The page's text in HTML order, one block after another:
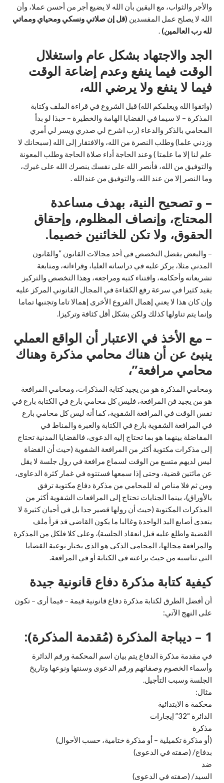
والأجر والثواب، مع اليقين بأن الله لا يضيع أجر من أحسن عملا، وأن
الله لا يصلح عمل المفسدين (قل إن صلاتي ونسكي ومحياي ومماتي
لله رب العالمين) .
الجد والاجتهاد بشكل عام واستغلال
الوقت فيما ينفع وعدم إضاعة الوقت
فيما لا ينفع ولا يرضي الله،
(واتقوا الله ويعلمكم الله) قبل الشروع في قراءة الملف وكتابة
المذكرة – لا سيما في القضايا الهامة والخطيرة – حبذا لو بدأ
المحامي بالذكر والدعاء (رب اشرح لي صدري ويسر لي أمري
وزدني علما) وطلب النصرة من الله، والافتقار إلى الله (سبحانك لا
علم لنا إلا ما علمتا ) وعند الحاجة أداء صلاة الحاجة وطلب المعونة
والتوفيق من الله، فأنصر الله على نفسك ينصرك الله على غيرك،
وما النصر إلا من عند الله، والتوفيق من عندالله .
– و تصحيح النية، بهدف مساعدة
المحتاج، وإنصاف المظلوم، وإحقاق
الحقوق، ولا تكن للخائنين خصيما.
– والبعض يفضل التخصص في أحد مجالات القانون “والقانون
المدني مثلا، يركز عليه في دراساته العليا، وقراءاته، ومتابعة
تشريعاته وأحكامه، واقتناء كتبه ومراجعه، وهذا التخصص والتركيز
يفيد كثيرا في سرعة رفع الكفاءة في المجال القانوني المركز عليه
وإن كان هذا لا يعني إهمال الفروع الأخرى إهمالا تاما وتجنبها تماما
وإنما يتم تناولها كذلك ولكن بشكل أقل كثافة وتركيزا.
– مع الأخذ في الاعتبار أن الواقع العملي
ينبئ عن أن هناك محامي مذكرة وهناك
محامي مرافعة”،
ومحامي المذكرة هو من يجيد كتابة المذكرات، ومحامي المرافعة
هو من يجيد فن المرافعة، فليس كل محامي بارع في الكتابة بارع في
نفس الوقت في المرافعة الشفوية، كما أنه ليس كل محامي بارع
في المرافعة الشفوية بارع في الكتابة والعبرة والمناط في
المفاضلة بينهما هو بما تحتاج إليه الدعوى، فالقضايا المدنية تحتاج
إلى مذكرات مكتوبة أكثر من المرافعة الشفوية (حيث أن القضاة
ليس لديهم متسع من الوقت لسماع مرافعة في رول جلسة لا يقل
عن مائتين قضية، وحتى إذا سمعها فستتوه في غمار كثرة الدعاوى،
ومن ثم فلا مناص له للمحامي من مذكرة دفاع مكتوبة ترفق
بالأوراق)، بينما الجنايات تحتاج إلى المرافعات الشفوية أكثر من
المذكرات المكتوبة (حيث أن رولها قصير جدا بل في أحيان كثيرة لا
يتعدى أصابع اليد الواحدة وغالبا ما يكون القاضي قد قرأ ملف
القضية واطلع عليه قبل انعقاد الجلسة)، وعلى كلا فلكل من المذكرة
والمرافعة مجالها، المحامي الذكي هو الذي يختار نوعية القضايا
التي تناسبه من حيث براعته في الكتابة أو في المرافعة.
كيفية كتابة مذكرة دفاع قانونية جيدة
أن أفضل الطرق لكتابة مذكرة دفاع قانونية قيمة – فيما أرى – تكون
على النهج الآتي:
1 – ديباجة المذكرة (مُقدمة المذكرة):
في مقدمة مذكرة الدفاع يتم بيان اسم المحكمة ورقم الدائرة
وأسماء الخصوم وصفاتهم ورقم الدعوى وسنتها ونوعها وتاريخ
الجلسة وسبب التأجيل.
مثال:
محكمة ة الابتدائية
الدائرة “32” إيجارات
مذكرة
(أو مذكرة تكميلية – أو مذكرة ختامية، حسب الأحوال)
بدفاع/ (صفته في الدعوى)
ضد
السيد/ (صفته في الدعوى)